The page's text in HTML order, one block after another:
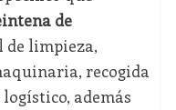
de
de limpieza,
recogida
además